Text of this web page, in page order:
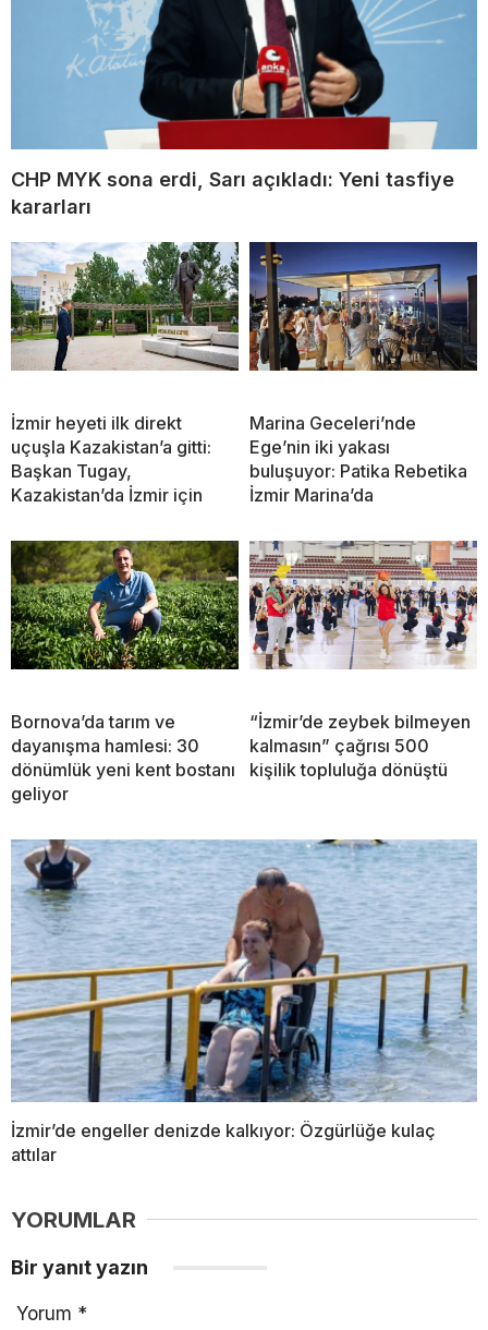
CHP MYK sona erdi, Sarı açıkladı: Yeni tasfiye
kararları
İzmir heyeti ilk direkt
uçuşla Kazakistan’a gitti:
Başkan Tugay,
Kazakistan’da İzmir için
Marina Geceleri’nde
Ege’nin iki yakası
buluşuyor: Patika Rebetika
İzmir Marina’da
Bornova’da tarım ve
dayanışma hamlesi: 30
dönümlük yeni kent bostanı
geliyor
“İzmir’de zeybek bilmeyen
kalmasın” çağrısı 500
kişilik topluluğa dönüştü
İzmir’de engeller denizde kalkıyor: Özgürlüğe kulaç
attılar
YORUMLAR
Bir yanıt yazın
Yorum *